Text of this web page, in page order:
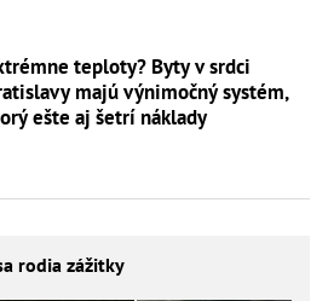
teploty? Byty v srdci
majú výnimočný systém,
ešte aj šetrí náklady
rodia zážitky